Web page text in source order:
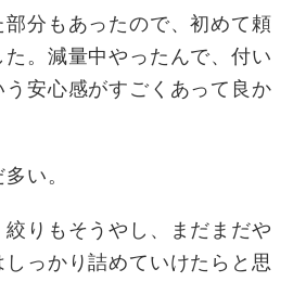
部分もあったので、初めて頼
。減量中やったんで、付い
安心感がすごくあって良か
い。
絞りもそうやし、まだまだや
っかり詰めていけたらと思